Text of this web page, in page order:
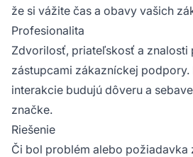
zákazníkov alebo percento z
klientov, ktorých správa o ich
spoločnosťou, jej produktmi
(indexy hodnotenia)
úrovne spokojnosti.
že si vážite čas a obavy vašich
Profesionalita
Zdvorilosť, priateľskosť a znalosti
zástupcami zákazníckej podpory.
interakcie budujú dôveru a
značke.
Riešenie
Či bol problém alebo požiadavka